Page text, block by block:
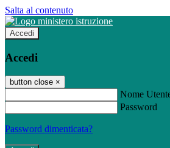
Salta al contenuto
Accedi
Accedi
button close ×
Nome
Password
Password dimenticata?